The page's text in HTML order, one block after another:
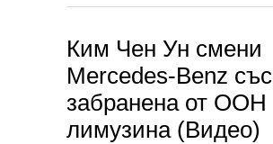
Ким Чен Ун смени
Mercedes-Benz със
забранена от ООН
лимузина (Видео)